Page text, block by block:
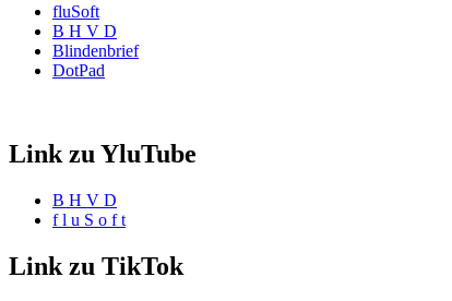
fluSoft
B H V D
Blindenbrief
DotPad
Link zu YluTube
B H V D
f l u S o f t
Link zu TikTok